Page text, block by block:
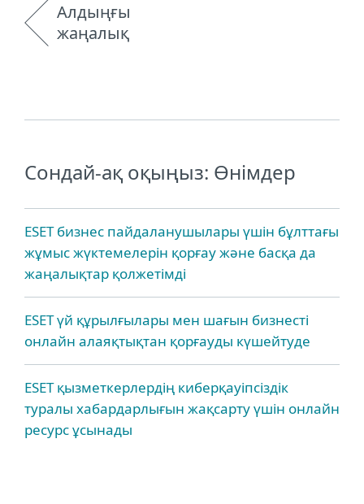
Алдыңғы
жаңалық
Сондай-ақ оқыңыз: Өнімдер
ESET бизнес пайдаланушылары үшін бұлттағы
жұмыс жүктемелерін қорғау және басқа да
жаңалықтар қолжетімді
ESET үй құрылғылары мен шағын бизнесті
онлайн алаяқтықтан қорғауды күшейтуде
ESET қызметкерлердің киберқауіпсіздік
туралы хабардарлығын жақсарту үшін онлайн
ресурс ұсынады